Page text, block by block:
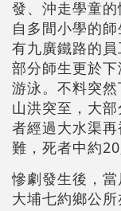
發、沖走學童
自多間小學的
有九廣鐵路的
部分師生更於下
游泳。不料突
山洪突至，大
者經過大水渠
難，死者中約
慘劇發生後，
大埔七約鄉公